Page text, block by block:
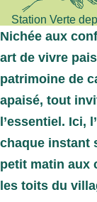
Station Verte
Nichée aux
art de vivre
patrimoine de
apaisé, tout
l’essentiel. Ici,
chaque instant
petit matin aux
les toits du